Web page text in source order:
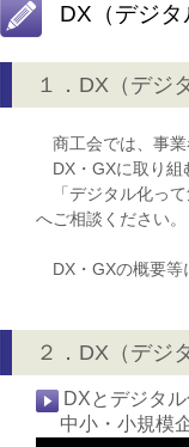
DX（デジ
１．DX（デジ
商工会では、事
DX・GXに取り組
「デジタル化って
へご相談ください。
DX・GXの概要等
２．DX（デジ
DXとデジタル
中小・小規模企